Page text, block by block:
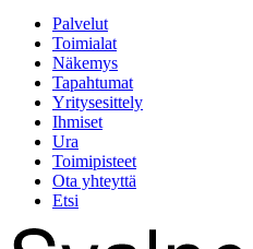
Palvelut
Toimialat
Näkemys
Tapahtumat
Yritysesittely
Ihmiset
Ura
Toimipisteet
Ota yhteyttä
Etsi